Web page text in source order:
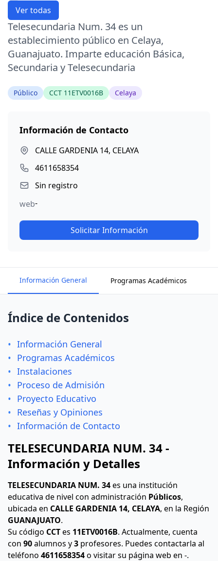
Ver todas
Telesecundaria Num. 34 es un
establecimiento público en Celaya,
Guanajuato. Imparte educación Básica,
Secundaria y Telesecundaria
Público CCT 11ETV0016B Celaya
Información de Contacto
CALLE GARDENIA 14, CELAYA
4611658354
Sin registro
web-
Solicitar Información
Información General Programas Académicos
Índice de Contenidos
• Información General
• Programas Académicos
• Instalaciones
• Proceso de Admisión
• Proyecto Educativo
• Reseñas y Opiniones
• Información de Contacto
TELESECUNDARIA NUM. 34 -
Información y Detalles
TELESECUNDARIA NUM. 34es una institución
educativa de nivel con administración Públicos,
ubicada en CALLE GARDENIA 14, CELAYA, en la Región
GUANAJUATO.
Su código CCTes 11ETV0016B. Actualmente, cuenta
con 90alumnos y3 profesores. Puedes contactarla al
teléfono 4611658354o visitar su página web en -.